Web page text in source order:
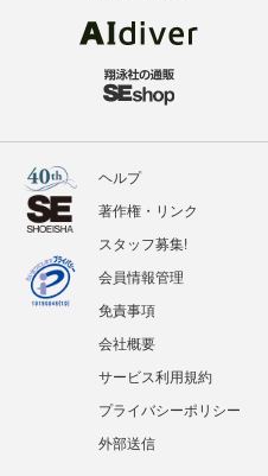
ヘルプ
著作権・リンク
スタッフ募集!
会員情報管理
免責事項
会社概要
サービス利用規約
プライバシーポリシー
外部送信